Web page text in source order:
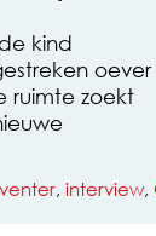
kind
oever
ruimte zoekt
, interview,